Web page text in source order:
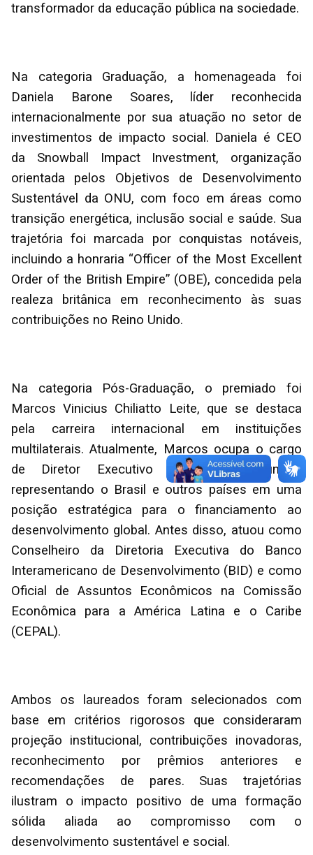
transformador da educação pública na sociedade.
Na categoria Graduação, a homenageada foi
Daniela Barone Soares, líder reconhecida
internacionalmente por sua atuação no setor de
investimentos de impacto social. Daniela é CEO
da Snowball Impact Investment, organização
orientada pelos Objetivos de Desenvolvimento
Sustentável da ONU, com foco em áreas como
transição energética, inclusão social e saúde. Sua
trajetória foi marcada por conquistas notáveis,
incluindo a honraria “Officer of the Most Excellent
Order of the British Empire” (OBE), concedida pela
realeza britânica em reconhecimento às suas
contribuições no Reino Unido.
Na categoria Pós-Graduação, o premiado foi
Marcos Vinicius Chiliatto Leite, que se destaca
pela carreira internacional em instituições
multilaterais. Atualmente, Marcos ocupa o cargo
de Diretor Executivo no Banco Mundial,
representando o Brasil e outros países em uma
posição estratégica para o financiamento ao
desenvolvimento global. Antes disso, atuou como
Conselheiro da Diretoria Executiva do Banco
Interamericano de Desenvolvimento (BID) e como
Oficial de Assuntos Econômicos na Comissão
Econômica para a América Latina e o Caribe
(CEPAL).
Ambos os laureados foram selecionados com
base em critérios rigorosos que consideraram
projeção institucional, contribuições inovadoras,
reconhecimento por prêmios anteriores e
recomendações de pares. Suas trajetórias
ilustram o impacto positivo de uma formação
sólida aliada ao compromisso com o
desenvolvimento sustentável e social.